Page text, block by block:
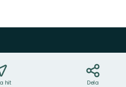
hit Dela